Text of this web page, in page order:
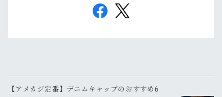
【アメカジ定番】デニムキャップのおすすめ6